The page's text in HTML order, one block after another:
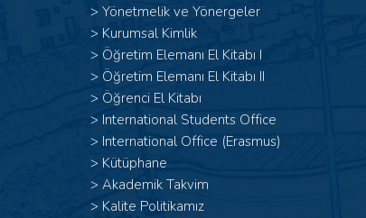
> Yönetmelik ve Yönergeler
> Kurumsal Kimlik
> Öğretim Elemanı El Kitabı I
> Öğretim Elemanı El Kitabı II
> Öğrenci El Kitabı
> International Students Office
> International Office (Erasmus)
> Kütüphane
> Akademik Takvim
> Kalite Politikamız